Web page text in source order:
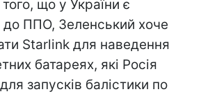
що у України є
до ППО, Зеленський хоче
Starlink для наведення
батареях, які Росія
запусків балістики по